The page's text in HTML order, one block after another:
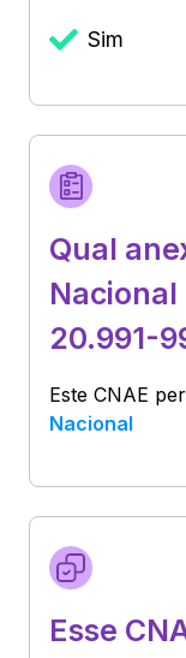
Sim
Qual
Nacional
20.991-
Este CNAE
Nacional
Esse